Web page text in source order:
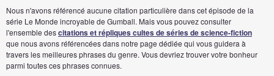
Nous n'avons référencé aucune citation particulière dans cet épisode de la
série Le Monde incroyable de Gumball. Mais vous pouvez consulter
l'ensemble descitations et répliques cultes de séries de science-fiction
que nous avons référencées dans notre page dédiée qui vous guidera à
travers les meilleures phrases du genre. Vous devriez trouver votre bonheur
parmi toutes ces phrases connues.